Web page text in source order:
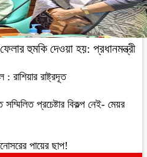
হুমকি দেওয়া হয়: প্রধানমন্ত্রী
রাশিয়ার রাষ্ট্রদূত
প্রচেষ্টার বিকল্প নেই- মেয়র
পায়ের ছাপ!